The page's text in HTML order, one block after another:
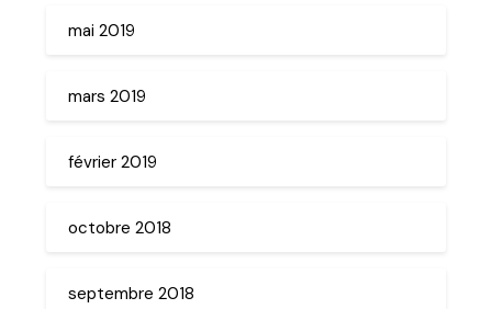
mai 2019
mars 2019
février 2019
octobre 2018
septembre 2018